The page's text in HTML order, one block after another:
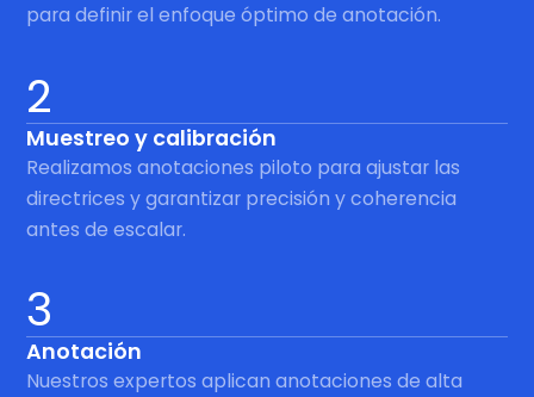
para definir el enfoque óptimo de anotación.
2
Muestreo y calibración
Realizamos anotaciones piloto para ajustar las
directrices y garantizar precisión y coherencia
antes de escalar.
3
Anotación
Nuestros expertos aplican anotaciones de alta